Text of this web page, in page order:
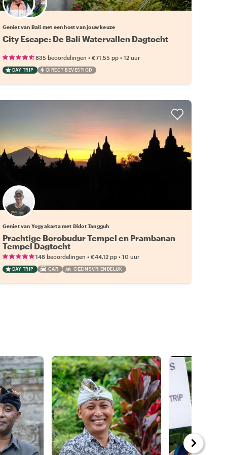
Kies jouw favoriete local
Geniet van Bali met een host van jouw keuze
City Escape: De Bali Watervallen Dagtocht
835 beoordelingen • €71.55 pp• 12 uur
DAY TRIP DIRECT BEVESTIGD
Geniet van Yogyakarta met Didot Tangguh
Prachtige Borobudur Tempel en Prambanan
Tempel Dagtocht
148 beoordelingen • €44.12 pp• 10 uur
DAY TRIP CAR GEZINSVRIENDELIJK